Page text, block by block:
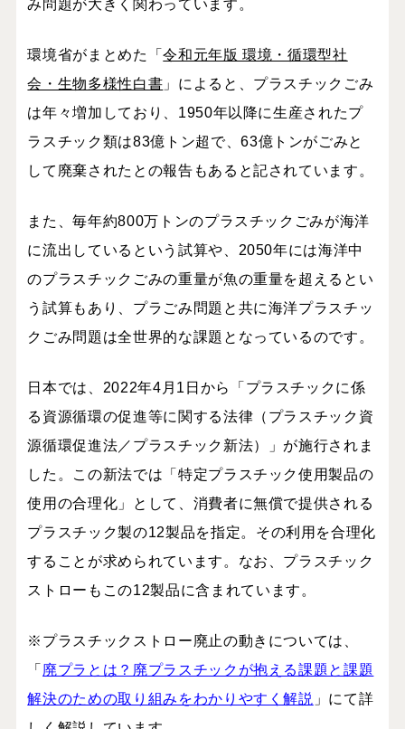
み問題が大きく関わっています。
環境省がまとめた「令和元年版 環境・循環型社
会・生物多様性白書 」によると、プラスチックごみ
は年々増加しており、 1950年以降に生産されたプ
ラスチック類は83億トン超で、63億トンがごみと
して廃棄されたとの報告もあると記されています。
また、毎年約800万トンのプラスチックごみが海洋
に流出しているという試算や、 2050年には海洋中
のプラスチックごみの重量が魚の重量を超えるとい
う試算もあり、プラごみ問題と共に海洋プラスチッ
クごみ問題は全世界的な課題となっているのです。
日本では、 2022年4 月 1 日から「プラスチックに係
る資源循環の促進等に関する法律（プラスチック資
源循環促進法／プラスチック新法）」が施行されま
した。この新法では「特定プラスチック使用製品の
使用の合理化」として、消費者に無償で提供される
プラスチック製の12製品を指定。その利用を合理化
することが求められています。なお、プラスチック
ストローもこの12製品に含まれています。
※プラスチックストロー廃止の動きについては、
「 廃プラとは？廃プラスチックが抱える課題と課題
解決のための取り組みをわかりやすく解説 」にて詳